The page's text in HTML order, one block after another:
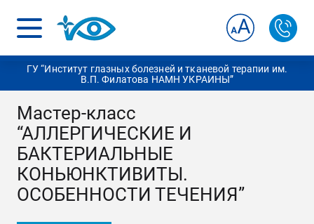
ГУ “Институт глазных болезней и тканевой терапии им.
В.П. Филатова НАМН УКРАИНЫ”
Мастер-класс
“АЛЛЕРГИЧЕСКИЕ И
БАКТЕРИАЛЬНЫЕ
КОНЬЮНКТИВИТЫ.
ОСОБЕННОСТИ ТЕЧЕНИЯ”